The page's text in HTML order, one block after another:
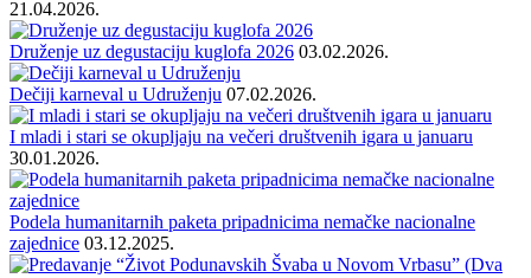
21.04.2026.
Druženje uz degustaciju kuglofa 2026 03.02.2026.
Dečiji karneval u Udruženju 07.02.2026.
I mladi i stari se okupljaju na večeri društvenih igara u januaru
30.01.2026.
Podela humanitarnih paketa pripadnicima nemačke nacionalne
zajednice 03.12.2025.